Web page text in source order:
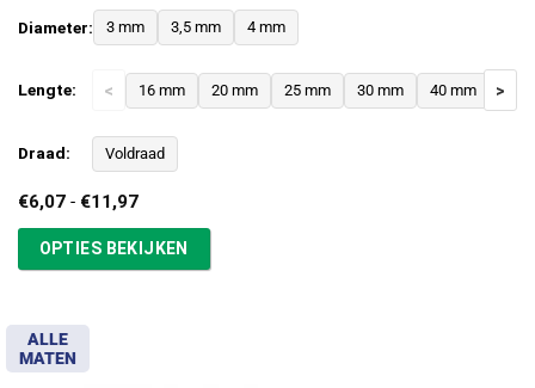
Diameter: 3 mm 3,5 mm 4 mm
Lengte: < 16 mm 20 mm 25 mm 30 mm 40 mm >
Draad: Voldraad
€6,07 - €11,97Prijsklasse:
€11,97
OPTIES BEKIJKEN
ALLE
MATEN